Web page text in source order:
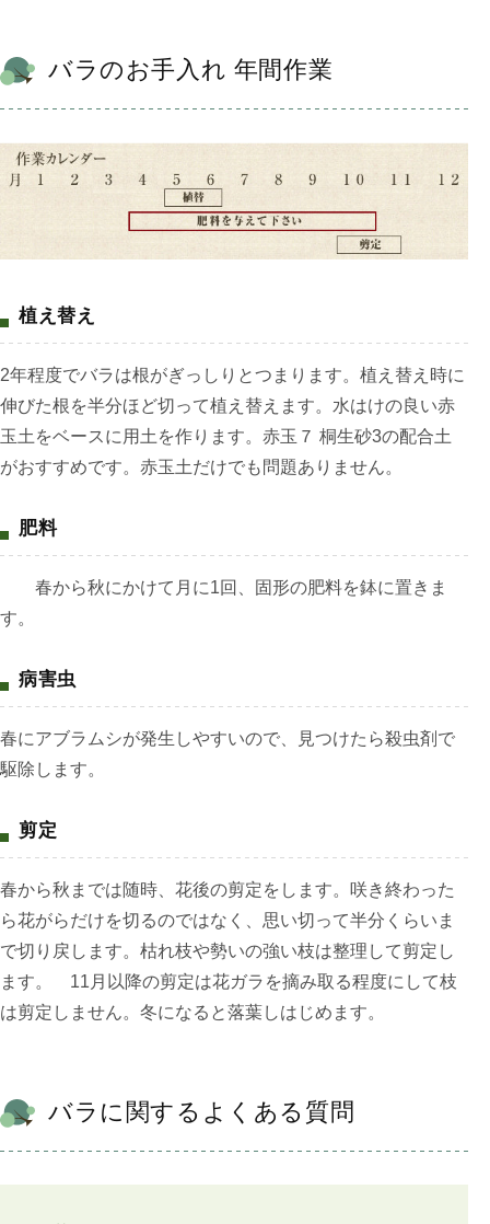
バラのお手入れ 年間作業
植え替え
2年程度でバラは根がぎっしりとつまります。植え替え時に
伸びた根を半分ほど切って植え替えます。水はけの良い赤
玉土をベースに用土を作ります。赤玉７ 桐生砂3の配合土
がおすすめです。赤玉土だけでも問題ありません。
肥料
春から秋にかけて月に1回、固形の肥料を鉢に置きま
す。
病害虫
春にアブラムシが発生しやすいので、見つけたら殺虫剤で
駆除します。
剪定
春から秋までは随時、花後の剪定をします。咲き終わった
ら花がらだけを切るのではなく、思い切って半分くらいま
で切り戻します。枯れ枝や勢いの強い枝は整理して剪定し
ます。 11月以降の剪定は花ガラを摘み取る程度にして枝
は剪定しません。冬になると落葉しはじめます。
バラに関するよくある質問